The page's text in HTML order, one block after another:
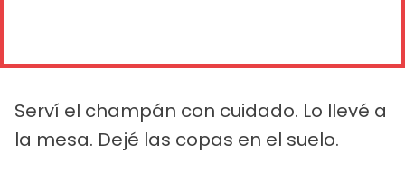
Serví el champán con cuidado. Lo llevé a
la mesa. Dejé las copas en el suelo.